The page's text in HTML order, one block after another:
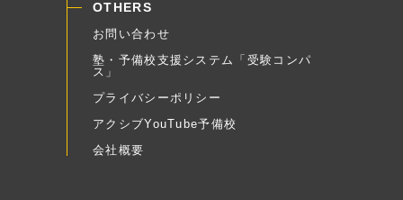
OTHERS
お問い合わせ
塾・予備校支援システム「受験コンパ
ス」
プライバシーポリシー
アクシブYouTube予備校
会社概要